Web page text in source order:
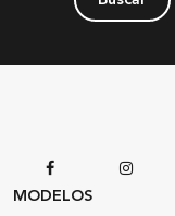
MODELOS